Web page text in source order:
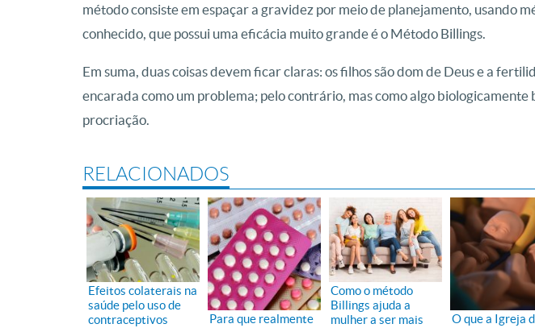
método consiste em espaçar a gravidez por meio de planejamento, usando
conhecido, que possui uma eficácia muito grande é o Método Billings.
Em suma, duas coisas devem ficar claras: os filhos são dom de Deus e a
encarada como um problema; pelo contrário, mas como algo biologicamente
procriação.
RELACIONADOS
Efeitos colaterais na
saúde pelo uso de
contraceptivos
Para que realmente
Como o método
Billings ajuda a
mulher a ser mais
O que a Igreja